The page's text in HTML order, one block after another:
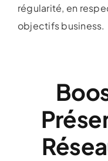
régularité, en
objectifs business.